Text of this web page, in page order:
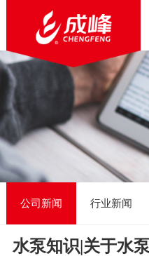
公司新闻 行业新闻
水泵知识|关于水